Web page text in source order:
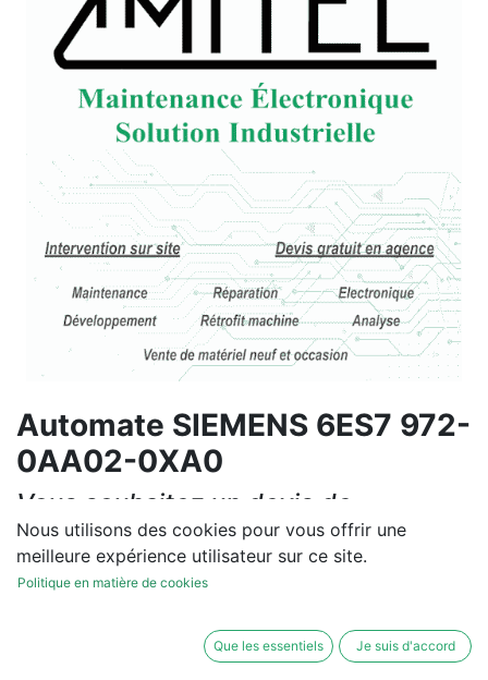
Automate SIEMENS 6ES7 972-
0AA02-0XA0
Vous souhaitez un devis de
réparation ou de vente, un
diagnostic sur site?
Nous utilisons des cookies pour vous offrir une
meilleure expérience utilisateur sur ce site.
Politique en matière de cookies
Que les essentiels Je suis d'accord